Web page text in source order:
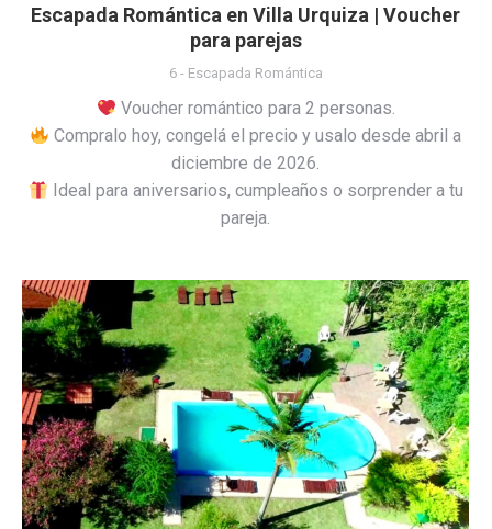
Escapada Romántica en Villa Urquiza | Voucher
para parejas
6 - Escapada Romántica
Voucher romántico para 2 personas.
Compralo hoy, congelá el precio y usalo desde abril a
diciembre de 2026.
Ideal para aniversarios, cumpleaños o sorprender a tu
pareja.